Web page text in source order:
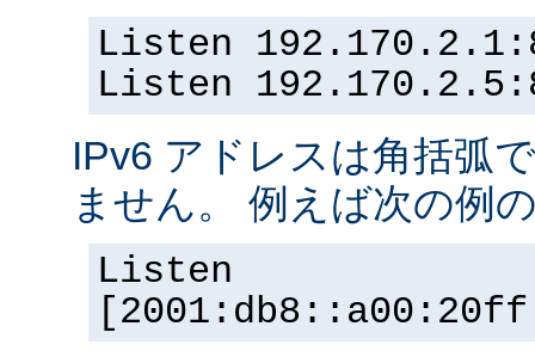
Listen
Listen
IPv6 アドレスは角括弧
ません。 例えば次の例
Listen